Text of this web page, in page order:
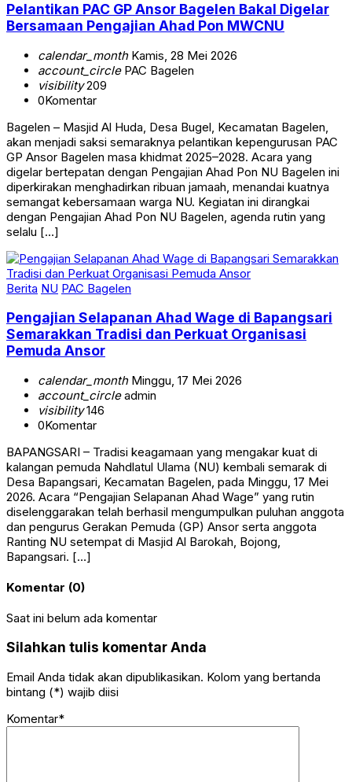
Pelantikan PAC GP Ansor Bagelen Bakal Digelar
Bersamaan Pengajian Ahad Pon MWCNU
calendar_monthKamis, 28 Mei 2026
account_circlePAC Bagelen
visibility209
0Komentar
Bagelen – Masjid Al Huda, Desa Bugel, Kecamatan Bagelen,
akan menjadi saksi semaraknya pelantikan kepengurusan PAC
GP Ansor Bagelen masa khidmat 2025–2028. Acara yang
digelar bertepatan dengan Pengajian Ahad Pon NU Bagelen ini
diperkirakan menghadirkan ribuan jamaah, menandai kuatnya
semangat kebersamaan warga NU. Kegiatan ini dirangkai
dengan Pengajian Ahad Pon NU Bagelen, agenda rutin yang
selalu […]
Berita NU PAC Bagelen
Pengajian Selapanan Ahad Wage di Bapangsari
Semarakkan Tradisi dan Perkuat Organisasi
Pemuda Ansor
calendar_monthMinggu, 17 Mei 2026
account_circleadmin
visibility146
0Komentar
BAPANGSARI – Tradisi keagamaan yang mengakar kuat di
kalangan pemuda Nahdlatul Ulama (NU) kembali semarak di
Desa Bapangsari, Kecamatan Bagelen, pada Minggu, 17 Mei
2026. Acara “Pengajian Selapanan Ahad Wage” yang rutin
diselenggarakan telah berhasil mengumpulkan puluhan anggota
dan pengurus Gerakan Pemuda (GP) Ansor serta anggota
Ranting NU setempat di Masjid Al Barokah, Bojong,
Bapangsari. […]
Komentar (0)
Saat ini belum ada komentar
Silahkan tulis komentar Anda
Email Anda tidak akan dipublikasikan. Kolom yang bertanda
bintang (*) wajib diisi
Komentar*